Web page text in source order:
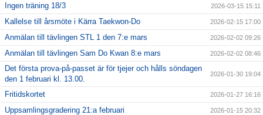
Ingen träning 18/3 2026-03-15 15:11
Kallelse till årsmöte i Kärra Taekwon-Do 2026-02-15 17:00
Anmälan till tävlingen STL 1 den 7:e mars 2026-02-02 09:26
Anmälan till tävlingen Sam Do Kwan 8:e mars 2026-02-02 08:46
Det första prova-på-passet är för tjejer och hålls söndagen
den 1 februari kl. 13.00.
2026-01-30 19:04
Fritidskortet 2026-01-27 16:16
Uppsamlingsgradering 21:a februari 2026-01-15 20:32